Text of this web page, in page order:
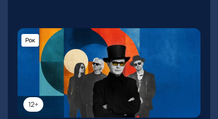
12+
Рок